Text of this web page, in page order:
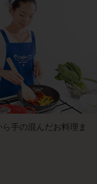
手の混んだお料理ま